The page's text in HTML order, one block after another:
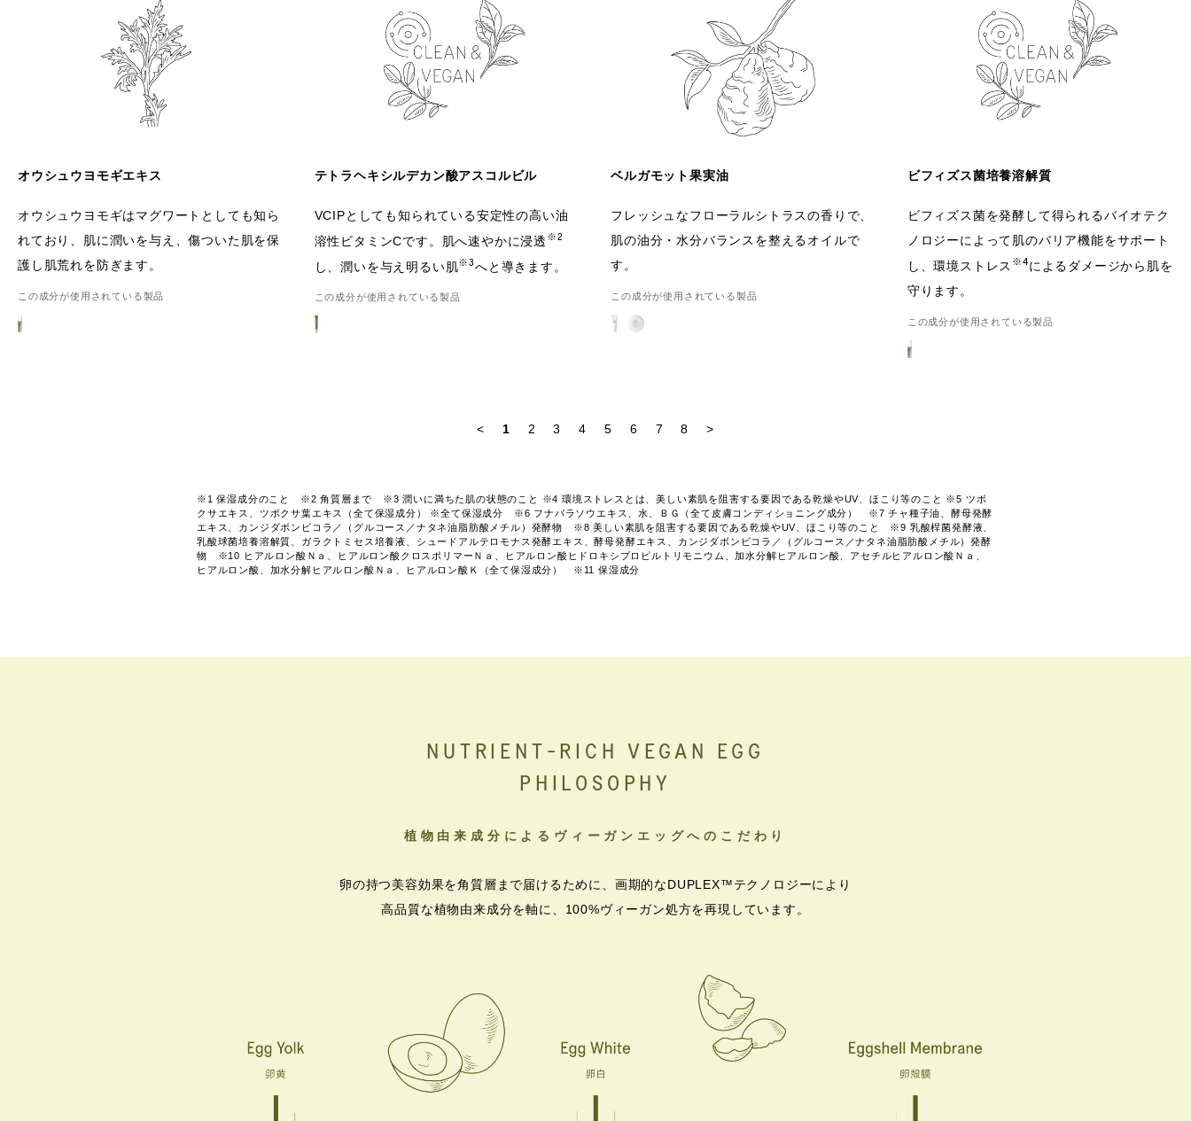
オウシュウヨモギエキス
オウシュウヨモギはマグワートとしても知ら
れており、肌に潤いを与え、傷ついた肌を保
護し肌荒れを防ぎます。
この成分が使用されている製品
テトラヘキシルデカン酸アスコルビル
VCIPとしても知られている安定性の高い油
溶性ビタミンCです。肌へ速やかに浸透 ※2
し、潤いを与え明るい肌※3へと導きます。
この成分が使用されている製品
ベルガモット果実油
フレッシュなフローラルシトラスの香りで、
肌の油分・水分バランスを整えるオイルで
す。
この成分が使用されている製品
ビフィズス菌培養溶解質
ビフィズス菌を発酵して得られるバイオテク
ノロジーによって肌のバリア機能をサポート
し、環境ストレス ※4によるダメージから肌を
守ります。
この成分が使用されている製品
< 1 2 3 4 5 6 7 8 >
※1 保湿成分のこと ※2 角質層まで ※3 潤いに満ちた肌の状態のこと ※4 環境ストレスとは、美しい素肌を阻害する要因である乾燥やUV、ほこり等のこと ※5 ツボ
クサエキス、ツボクサ葉エキス（全て保湿成分） ※全て保湿成分 ※6 フナバラソウエキス、水、ＢＧ（全て皮膚コンディショニング成分） ※7 チャ種子油、酵母発酵
エキス、カンジダボンビコラ／（グルコース／ナタネ油脂肪酸メチル）発酵物 ※8 美しい素肌を阻害する要因である乾燥やUV、ほこり等のこと ※9 乳酸桿菌発酵液、
乳酸球菌培養溶解質、ガラクトミセス培養液、シュードアルテロモナス発酵エキス、酵母発酵エキス、カンジダボンビコラ／（グルコース／ナタネ油脂肪酸メチル）発酵
物 ※10 ヒアルロン酸Ｎａ、ヒアルロン酸クロスポリマーＮａ、ヒアルロン酸ヒドロキシプロピルトリモニウム、加水分解ヒアルロン酸、アセチルヒアルロン酸Ｎａ、
ヒアルロン酸、加水分解ヒアルロン酸Ｎａ、ヒアルロン酸Ｋ（全て保湿成分） ※11 保湿成分
NUTRIENT-RICH VEGAN EGG
PHILOSOPHY
植物由来成分によるヴィーガンエッグへのこだわり
卵の持つ美容効果を角質層まで届けるために、画期的なDUPLEX™テクノロジーにより
高品質な植物由来成分を軸に、100%ヴィーガン処方を再現しています。